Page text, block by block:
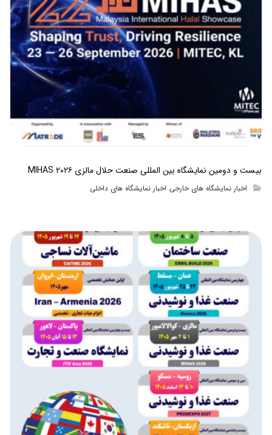
بیست و دومین نمایشگاه بین المللی صنعت حلال مالزی MIHAS ۲۰۲۶
اخبار نمایشگاه های خارجی, اخبار نمایشگاه های داخلی